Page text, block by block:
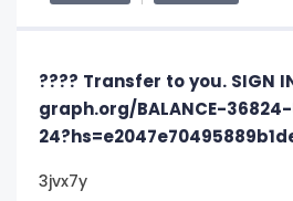
???? Transfer to you. SIGN
graph.org/BALANCE-
3jvx7y